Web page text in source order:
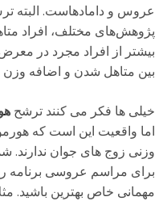
عروس و دامادهاست.
بیشتر از افراد مجرد در
بین متاهل شدن و اضافه وزن
خیلی ها فکر می کنند ترشح
اما واقعیت این است که
وزنی زوج های جوان ندارند.
برای مراسم عروسی برنامه
مهمانی خاص بهترین باشید.